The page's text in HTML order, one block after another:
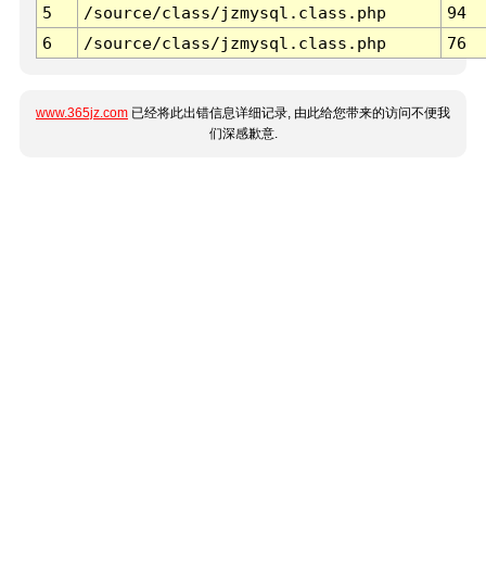
5
/source/class/jzmysql.class.php
94
6
/source/class/jzmysql.class.php 76
www.365jz.com 已经将此出错信息详细记录, 由此给您带来的访问不便我
们深感歉意.